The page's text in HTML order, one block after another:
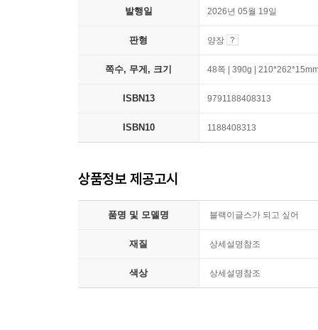
발행일 2026년 05월 19일
판형 양장
쪽수, 무게, 크기 48쪽 | 390g |
ISBN13 9791188408313
ISBN10 1188408313
상품정보 제공고시
품명 및 모델명 블랙이글스가 되고 싶어
재질 상세설명참조
색상 상세설명참조